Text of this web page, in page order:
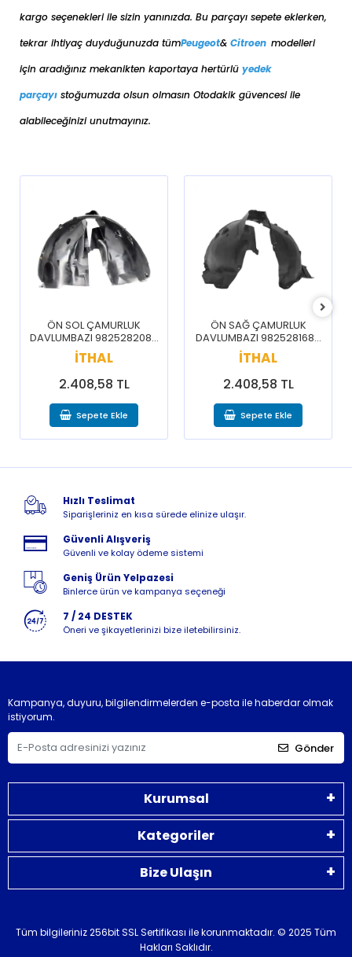
kargo seçenekleri ile sizin yanınızda. Bu parçayı sepete eklerken,
tekrar ihtiyaç duyduğunuzda tümPeugeot& Citroen modelleri
için aradığınız mekanikten kaportaya hertürlü yedek
parçayı stoğumuzda olsun olmasın Otodakik güvencesi ile
alabileceğinizi unutmayınız.
ÖN SOL ÇAMURLUK
DAVLUMBAZI 9825282080
/ 3008 5008 16-20
İTHAL
2.408,58 TL
Sepete Ekle
ÖN SAĞ ÇAMURLUK
DAVLUMBAZI 9825281680
/ 3008 5008 16-20
İTHAL
2.408,58 TL
Sepete Ekle
Hızlı Teslimat
Siparişleriniz en kısa sürede elinize ulaşır.
Güvenli Alışveriş
Güvenli ve kolay ödeme sistemi
Geniş Ürün Yelpazesi
Binlerce ürün ve kampanya seçeneği
7 / 24 DESTEK
Öneri ve şikayetlerinizi bize iletebilirsiniz.
Kampanya, duyuru, bilgilendirmelerden e-posta ile haberdar olmak
istiyorum.
Gönder
Kurumsal
Kategoriler
Bize Ulaşın
Tüm bilgileriniz 256bit SSL Sertifikası ile korunmaktadır. © 2025 Tüm
Hakları Saklıdır.